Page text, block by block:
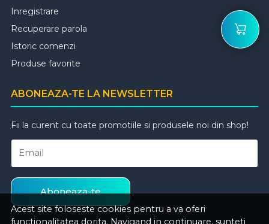
Acest site foloseste cookies pentru a va oferi
functionalitatea dorita. Navigand in continuare, sunteti
Inregistrare
Recuperare parola
Istoric comenzi
Produse favorite
ABONEAZA-TE LA NEWSLETTER
Fii la curent cu toate promotiile si produsele noi din shop!
Email
Aboneaza-te